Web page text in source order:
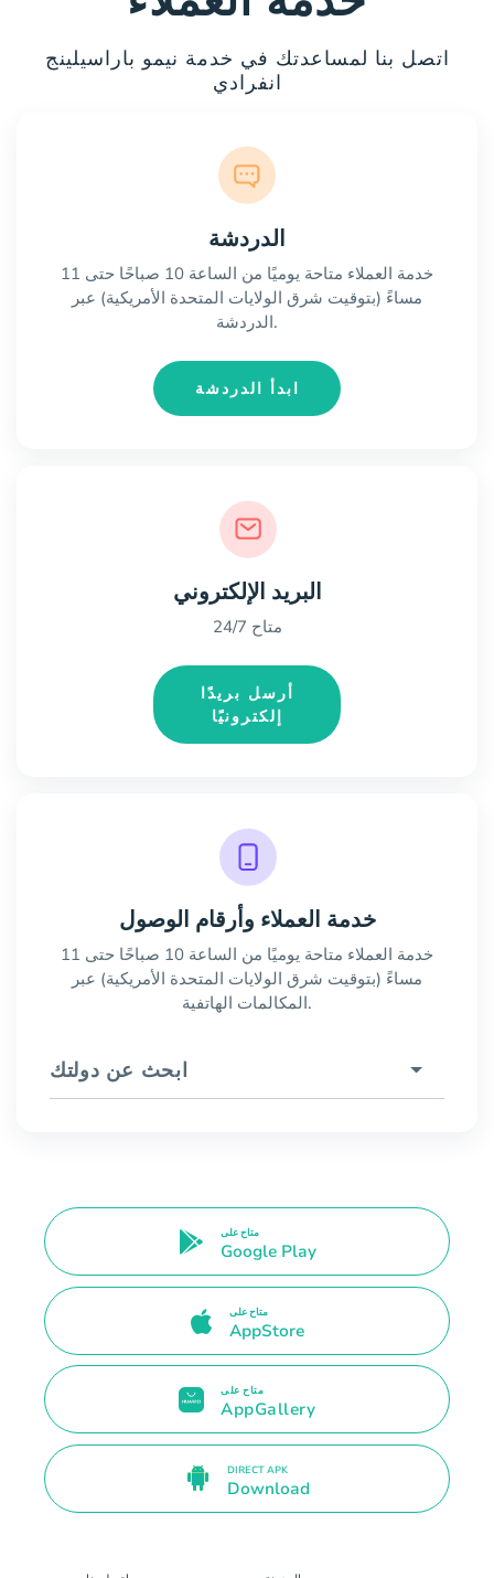
اتصل بنا لمساعدتك في خدمة نيمو باراسيلينج
انفرادي
الدردشة
خدمة العملاء متاحة يوميًا من الساعة 10 صباحًا حتى 11
مساءً (بتوقيت شرق الولايات المتحدة الأمريكية) عبر
الدردشة.
ابدأ الدردشة
البريد الإلكتروني
متاح 24/7
أرسل بريدًا
إلكترونيًا
خدمة العملاء وأرقام الوصول
خدمة العملاء متاحة يوميًا من الساعة 10 صباحًا حتى 11
مساءً (بتوقيت شرق الولايات المتحدة الأمريكية) عبر
المكالمات الهاتفية.
ابحث عن دولتك
متاح على
Google Play
متاح على
AppStore
متاح على
AppGallery
DIRECT APK
Download